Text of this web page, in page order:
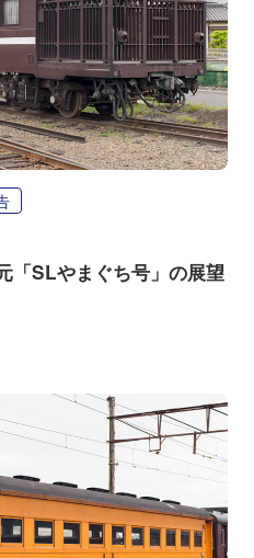
「SLやまぐち号」の展望